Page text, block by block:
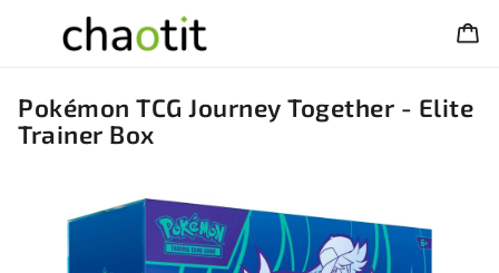
Pokémon TCG Journey Together - Elite
Trainer Box